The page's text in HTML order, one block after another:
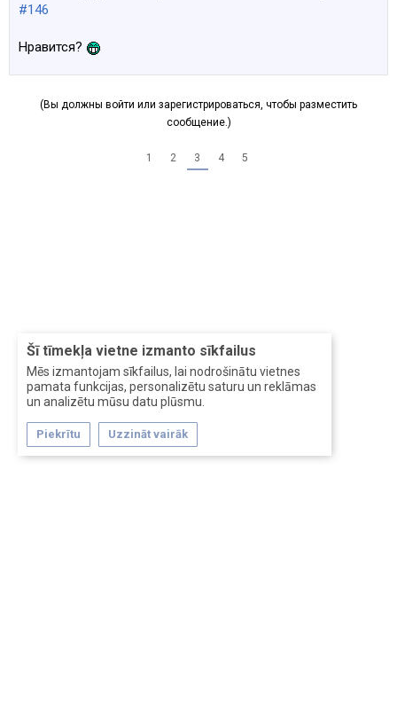
Šī tīmekļa vietne izmanto sīkfailus
Mēs izmantojam sīkfailus, lai nodrošinātu vietnes
pamata funkcijas, personalizētu saturu un reklāmas
un analizētu mūsu datu plūsmu.
Piekrītu Uzzināt vairāk
#146
Нравится?
(Вы должны войти или зарегистрироваться, чтобы разместить
сообщение.)
1 2 3 4 5